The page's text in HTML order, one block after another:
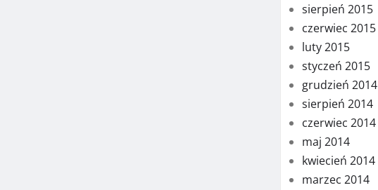
sierpień 2015
czerwiec 2015
luty 2015
styczeń 2015
grudzień 2014
sierpień 2014
czerwiec 2014
maj 2014
kwiecień 2014
marzec 2014